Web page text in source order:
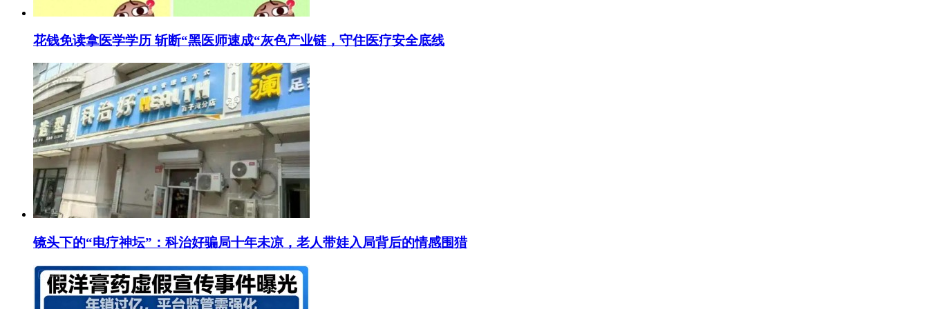
花钱免读拿医学学历 斩断“黑医师速成“灰色产业链，守住医疗安全底线
镜头下的“电疗神坛”：科治好骗局十年未凉，老人带娃入局背后的情感围猎